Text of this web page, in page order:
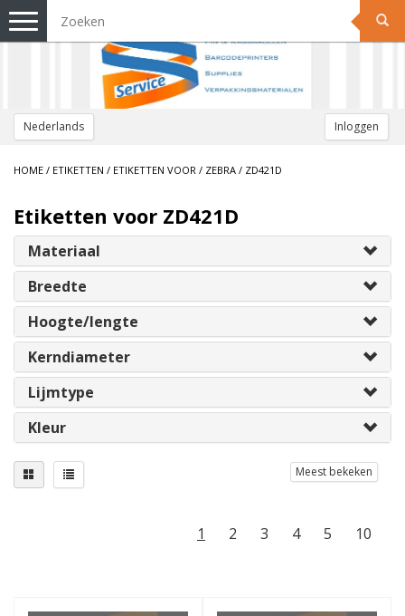
Nederlands Inloggen
Toggle
navigation
HOME / ETIKETTEN / ETIKETTEN VOOR / ZEBRA / ZD421D
Etiketten voor ZD421D
Materiaal
Breedte
Hoogte/lengte
Kerndiameter
Lijmtype
Kleur
Meest bekeken
1 2 3 4 5 10